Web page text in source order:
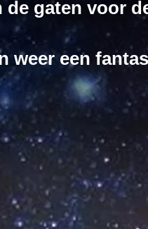
gaten voor
weer een